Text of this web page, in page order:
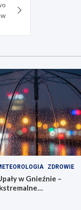
ZDROWIE
w Gnieźnie –